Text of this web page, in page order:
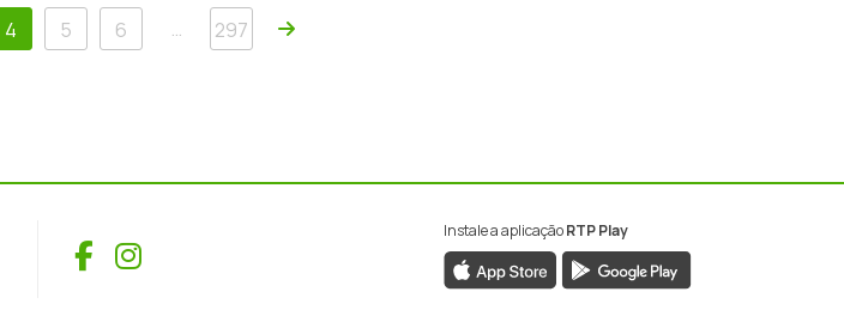
4 5 6 … 297 Próxima
Facebook
Instagram
Instale a aplicaçãoRTP Play